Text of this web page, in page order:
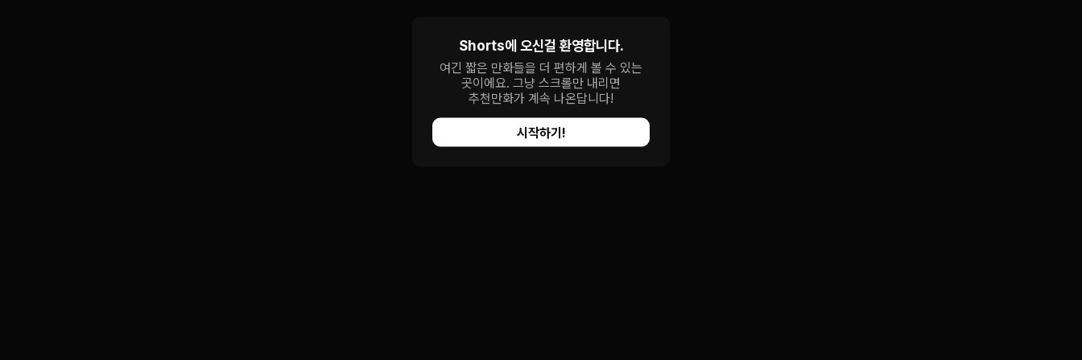
Shorts에 오신걸 환영합니다.
여긴 짧은 만화들을 더 편하게 볼 수 있는
곳이에요. 그냥 스크롤만 내리면
추천만화가 계속 나온답니다!
시작하기!